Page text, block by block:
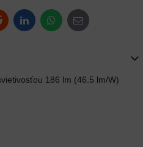
LinkedInWhatsApp
E-mail
186 lm (46.5 lm/W)